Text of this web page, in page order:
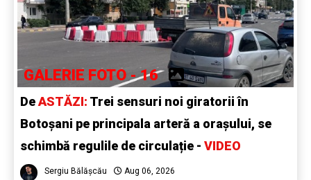
GALERIE FOTO - 16
DeASTĂZI: Trei sensuri noi giratorii în
Botoșani pe principala arteră a orașului, se
schimbă regulile de circulație - VIDEO
Sergiu Bălășcău Aug 06, 2026